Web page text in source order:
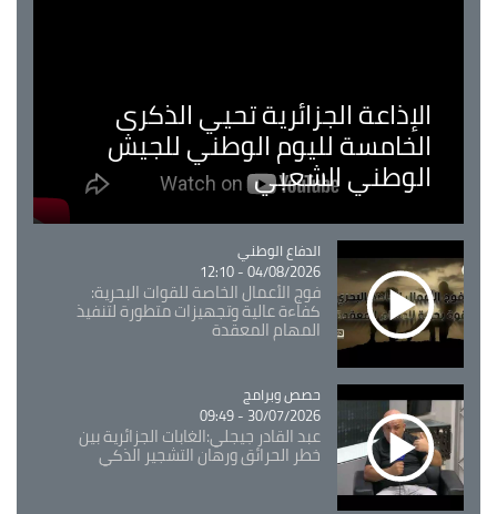
الإذاعة الجزائرية تحيي الذكرى
الخامسة لليوم الوطني للجيش
الوطني الشعبي
Catégorie
الدفاع الوطني
04/08/2026 - 12:10
فوج الأعمال الخاصة للقوات البحرية:
كفاءة عالية وتجهيزات متطورة لتنفيذ
المهام المعقدة
Catégorie
حصص وبرامج
30/07/2026 - 09:49
عبد القادر جيجلي:الغابات الجزائرية بين
خطر الحرائق ورهان التشجير الذكي